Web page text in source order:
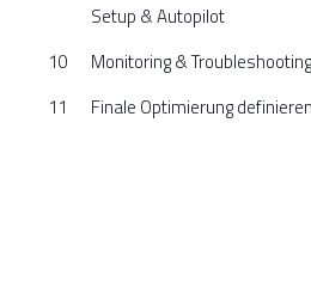
Setup & Autopilot
Monitoring &
Finale Optimierung definieren